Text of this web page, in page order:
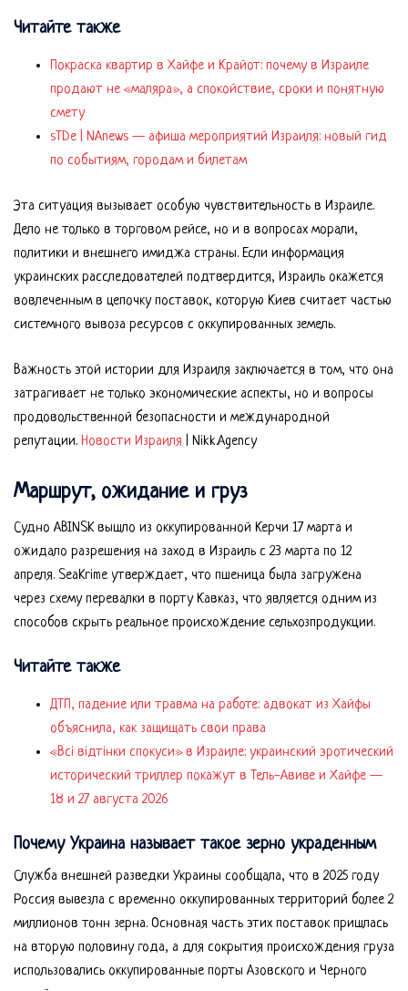
Читайте также
Покраска квартир в Хайфе и Крайот: почему в Израиле
продают не «маляра», а спокойствие, сроки и понятную
смету
sTDe | NAnews — афиша мероприятий Израиля: новый гид
по событиям, городам и билетам
Эта ситуация вызывает особую чувствительность в Израиле.
Дело не только в торговом рейсе, но и в вопросах морали,
политики и внешнего имиджа страны. Если информация
украинских расследователей подтвердится, Израиль окажется
вовлеченным в цепочку поставок, которую Киев считает частью
системного вывоза ресурсов с оккупированных земель.
Важность этой истории для Израиля заключается в том, что она
затрагивает не только экономические аспекты, но и вопросы
продовольственной безопасности и международной
репутации. Новости Израиля | Nikk.Agency
Маршрут, ожидание и груз
Судно ABINSK вышло из оккупированной Керчи 17 марта и
ожидало разрешения на заход в Израиль с 23 марта по 12
апреля. SeaKrime утверждает, что пшеница была загружена
через схему перевалки в порту Кавказ, что является одним из
способов скрыть реальное происхождение сельхозпродукции.
Читайте также
ДТП, падение или травма на работе: адвокат из Хайфы
объяснила, как защищать свои права
«Всі відтінки спокуси» в Израиле: украинский эротический
исторический триллер покажут в Тель-Авиве и Хайфе —
18 и 27 августа 2026
Почему Украина называет такое зерно украденным
Служба внешней разведки Украины сообщала, что в 2025 году
Россия вывезла с временно оккупированных территорий более 2
миллионов тонн зерна. Основная часть этих поставок пришлась
на вторую половину года, а для сокрытия происхождения груза
использовались оккупированные порты Азовского и Черного